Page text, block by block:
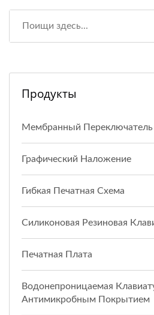
Продукты
Мембранный Переключатель
Графический Наложение
Гибкая Печатная Схема
Силиконовая Резиновая
Печатная Плата
Водонепроницаемая
Антимикробным Покрытием